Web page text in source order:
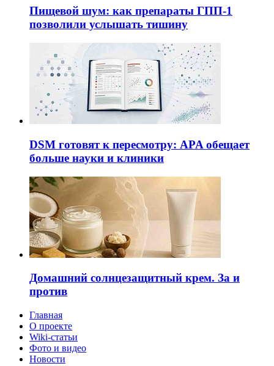
Пищевой шум: как препараты ГПП-1
позволили услышать тишину
DSM готовят к пересмотру: APA обещает
больше науки и клиники
Домашний солнцезащитный крем. За и
против
Главная
О проекте
Wiki-статьи
Фото и видео
Новости